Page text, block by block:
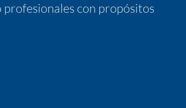
profesionales con propósitos